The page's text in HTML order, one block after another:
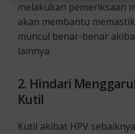
melakukan pemeriksaan
akan membantu
muncul benar-benar
lainnya.
2. Hindari
Kutil
Kutil akibat HPV